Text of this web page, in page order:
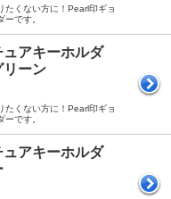
たくない方に！Pearl印ギョ
です。
アキーホルダ
ーン
たくない方に！Pearl印ギョ
です。
アキーホルダ